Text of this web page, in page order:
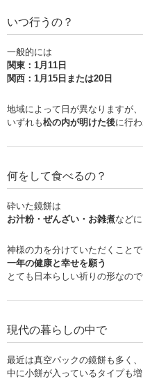
いつ行うの？
一般的には
関東：1月11日
関西：1月15日または20日
地域によって日が異なりますが、
いずれも松の内が明けた後に行わ
何をして食べるの？
砕いた鏡餅は
お汁粉・ぜんざい・お雑煮など
神様の力を分けていただくことで
一年の健康と幸せを願う
とても日本らしい祈りの形なので
現代の暮らしの中で
最近は真空パックの鏡餅も多く、
中に小餅が入っているタイプも増